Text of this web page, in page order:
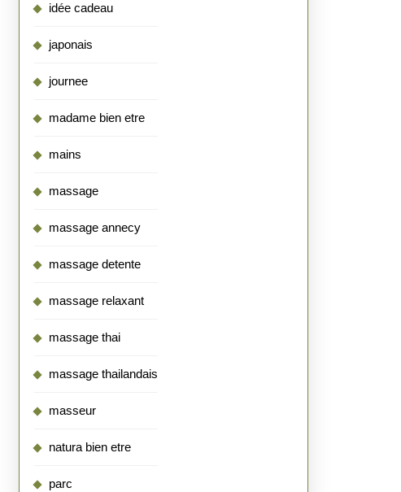
idée cadeau
japonais
journee
madame bien etre
mains
massage
massage annecy
massage detente
massage relaxant
massage thai
massage thailandais
masseur
natura bien etre
parc